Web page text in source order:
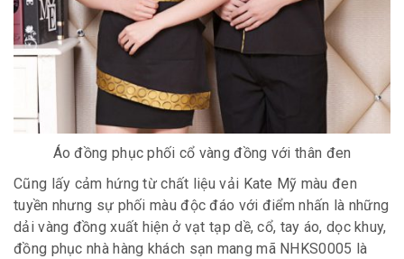
Áo đồng phục phối cổ vàng đồng với thân đen
Cũng lấy cảm hứng từ chất liệu vải Kate Mỹ màu đen
tuyền nhưng sự phối màu độc đáo với điểm nhấn là những
dải vàng đồng xuất hiện ở vạt tạp dề, cổ, tay áo, dọc khuy,
đồng phục nhà hàng khách sạn mang mã NHKS0005 là